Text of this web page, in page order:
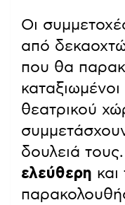
Οι
από
που θα
θεατρικού
δουλειά τους.
ελεύθερη και